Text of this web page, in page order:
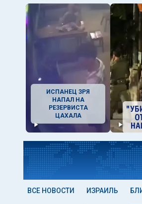
ИСПАНЕЦ ЗРЯ
НАПАЛ НА
РЕЗЕРВИСТА
ЦАХАЛА
ВСЕ НОВОСТИ ИЗРАИЛЬ